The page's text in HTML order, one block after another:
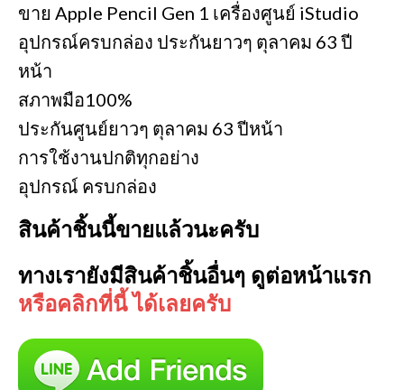
ขาย Apple Pencil Gen 1 เครื่องศูนย์ iStudio
อุปกรณ์ครบกล่อง ประกันยาวๆ ตุลาคม 63 ปี
หน้า
สภาพมือ100%
ประกันศูนย์ยาวๆ ตุลาคม 63 ปีหน้า
การใช้งานปกติทุกอย่าง
อุปกรณ์ ครบกล่อง
สินค้าชิ้นนี้ขายแล้วนะครับ
ทางเรายังมีสินค้าชิ้นอื่นๆ ดูต่อหน้าแรก
หรือคลิกที่นี้ ได้เลยครับ